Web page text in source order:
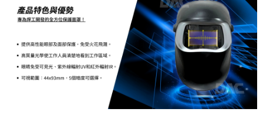
新竹物流(大件商品、貨量較大)
每筆NT$200，滿NT$5,000(含以上)免運費